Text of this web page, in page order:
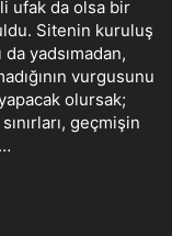
ufak da olsa bir
Sitenin kuruluş
yadsımadan,
vurgusunu
olursak;
geçmişin